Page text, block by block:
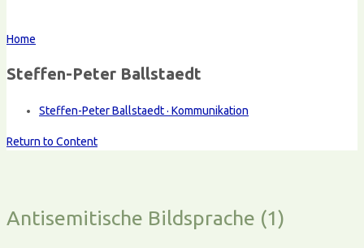
Home
Steffen-Peter Ballstaedt
Steffen-Peter Ballstaedt · Kommunikation
Return to Content
Antisemitische Bildsprache (1)